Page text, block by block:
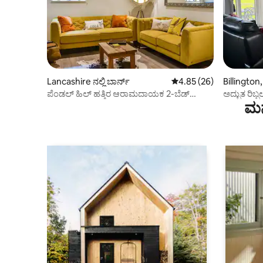
Lancashire ನಲ್ಲಿ ಬಾರ್ನ್ 5 ರಲ್ಲಿ 4.85 ಸರಾಸರಿ
4.85 (26)
ಪೆಂಡಲ್ ಹಿಲ್ ಹತ್ತಿರ ಆರಾಮದಾಯಕ 2-ಬೆಡ್
ಕಾಟೇಜ್
ಅದ್ಭುತ